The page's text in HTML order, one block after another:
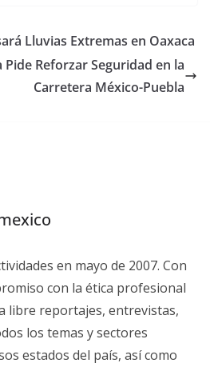
Lluvias Extremas en Oaxaca
Pide Reforzar Seguridad en la
Carretera México-Puebla
en mayo de 2007. Con
con la ética profesional
libre reportajes, entrevistas,
los temas y sectores
estados del país, así como